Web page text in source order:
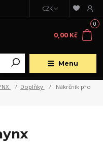
Menu
CZK
0
0,00 Kč
Doplňky
Nákrčník pro